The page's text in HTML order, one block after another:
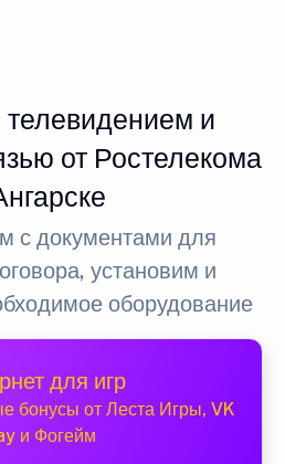
телевидением и
от Ростелекома
с документами для
установим и
оборудование
для игр
бонусы от Леста Игры, VK
и Фогейм